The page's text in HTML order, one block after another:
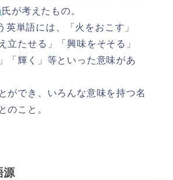
氏が考えたもの。
英単語には、「火をおこす」
立たせる」「興味をそそる」
「輝く」等といった意味があ
ができ、いろんな意味を持つ名
のこと。
源